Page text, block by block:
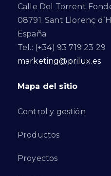
Calle Del Torrent
08791. Sant Llorenç
España
Tel.: (+34) 93 719 23 29
marketing@prilux.es
Mapa del sitio
Control y gestión
Productos
Proyectos